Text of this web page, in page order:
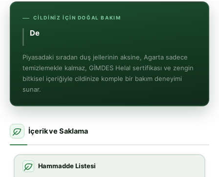
CILDINIZ İÇIN DOĞAL BAKIM
Dermatolojik olar
Piyasadaki sıradan duş jellerinin aksine, Agarta sadece
temizlemekle kalmaz, GİMDES Helal sertifikası ve zengin
bitkisel içeriğiyle cildinize komple bir bakım deneyimi
sunar.
İçerik ve Saklama
Hammadde Listesi